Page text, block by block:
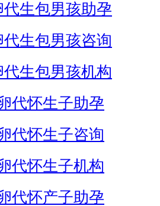
生包男孩助孕
生包男孩咨询
生包男孩机构
代怀生子助孕
代怀生子咨询
代怀生子机构
代怀产子助孕